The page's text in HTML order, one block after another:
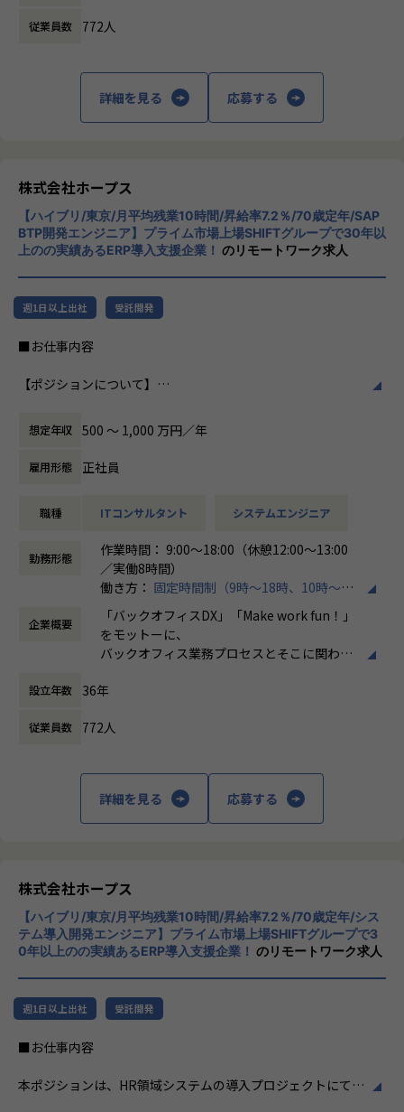
じた昇給の実現が可能です。
コンサルティングを主軸にイノベーションを起こすためのソ
リューションを提供する会社です。
・MISSION「ワークをもっとワクワクに」
ヒトが元気になれば、ビジネスも活性化する。
​ヒトが何をすべきかを追求し、ITの力で “働くを楽しく” へ
ITの力で人手不足の解消と流動性の拡大に寄与するサービス
《ERP導入を支援し、業務標準化の輪を広げる》
国内全体では基幹業務の標準化は急務であるものの、大手・
準大手から中堅規模の企業においては実現していない企業が
しています。
国内サプライチェーン全体での業務標準化を狙っています。
【業務の変更の範囲】
チ開発やコンサルティングまで幅広いサービ
スを提供しています。クラウドERPやローコ
ード開発を柱とし、業務効率化やDX推進、経
CloudやOracle ERP Cloudなどを活用し、企
業の業務プロセスを最適化し、経営管理の強
化を図っています1。
社風/文化
ホープスは、若手社員が活躍できる環境で、
社内の風通しが良く、活気に満ちた雰囲気が
特徴です。多様性を重視し、様々な国籍や背
ホープスでは、リモートワーク活用があり平
く、プロジェクトに応じて柔軟な働き方がで
ています。
従業員数 772人
詳細を見る 応募する
株式会社ホープス
【ハイブリ/東京/月平均残業10時間/昇給率7.2％/70歳定年/SAP
BTP開発エンジニア】プライム市場上場SHIFTグループで30年以
上のの実績あるERP導入支援企業！ のリモートワーク求人
週1日以上出社 受託開発
■お仕事内容
【ポジションについて】
ステムの導入・開発に携わっていただくポジションです。
ホープスではエンドユーザー、大手SIer向けのERPパッケー
ジの提案や要件定義等の上流工程から、詳細設計・構築、テ
スト工程や運用保守まで、一連の業務を担っています。
具体的には、
ご経験に応じて要件定義、設計の上流工程から、開発、保守
運用のプロジェクトに携わっていただきます。
売上過去最高記録を更新している当社では、今まさに第二次
創業期として
準大手から中堅規模の企業に特化して、プライム案件、ERP
BTP開発エンジニアとして組織を一緒に作っていただける方
幅が広い！
・上流工程やマネジメント、コンサルタントにステップアッ
【会社概要】
ホープスは、ERP・ERP周辺のシステム開発・導入、
コンサルティングを主軸にイノベーションを起こすためのソ
・MISSION「ワークをもっとワクワクに」
​ヒトが何をすべきかを追求し、ITの力で “働くを楽しく” へ
想定年収 500 〜 1,000 万円／年
雇用形態 正社員
職種 ITコンサルタント システムエンジニア
勤務形態
作業時間： 9:00～18:00（休憩12:00～13:00
／実働8時間）
働き方： 固定時間制（9時～18時、10時～19
時など）
時間外労働の有無： 有（月平均10時間）
休憩時間： 60分
企業概要
「バックオフィスDX」「Make work fun！」
をモットーに、
バックオフィス業務プロセスとそこに関わる
企業競争力を向上させることを使命としてい
チ開発やコンサルティングまで幅広いサービ
スを提供しています。クラウドERPやローコ
ード開発を柱とし、業務効率化やDX推進、経
CloudやOracle ERP Cloudなどを活用し、企
業の業務プロセスを最適化し、経営管理の強
化を図っています1。
社風/文化
ホープスは、若手社員が活躍できる環境で、
社内の風通しが良く、活気に満ちた雰囲気が
特徴です。多様性を重視し、様々な国籍や背
設立年数 36年
従業員数 772人
詳細を見る 応募する
株式会社ホープス
【ハイブリ/東京/月平均残業10時間/昇給率7.2％/70歳定年/シス
テム導入開発エンジニア】プライム市場上場SHIFTグループで3
0年以上のの実績あるERP導入支援企業！ のリモートワーク求人
週1日以上出社 受託開発
■お仕事内容
本ポジションは、HR領域システムの導入プロジェクトにて、